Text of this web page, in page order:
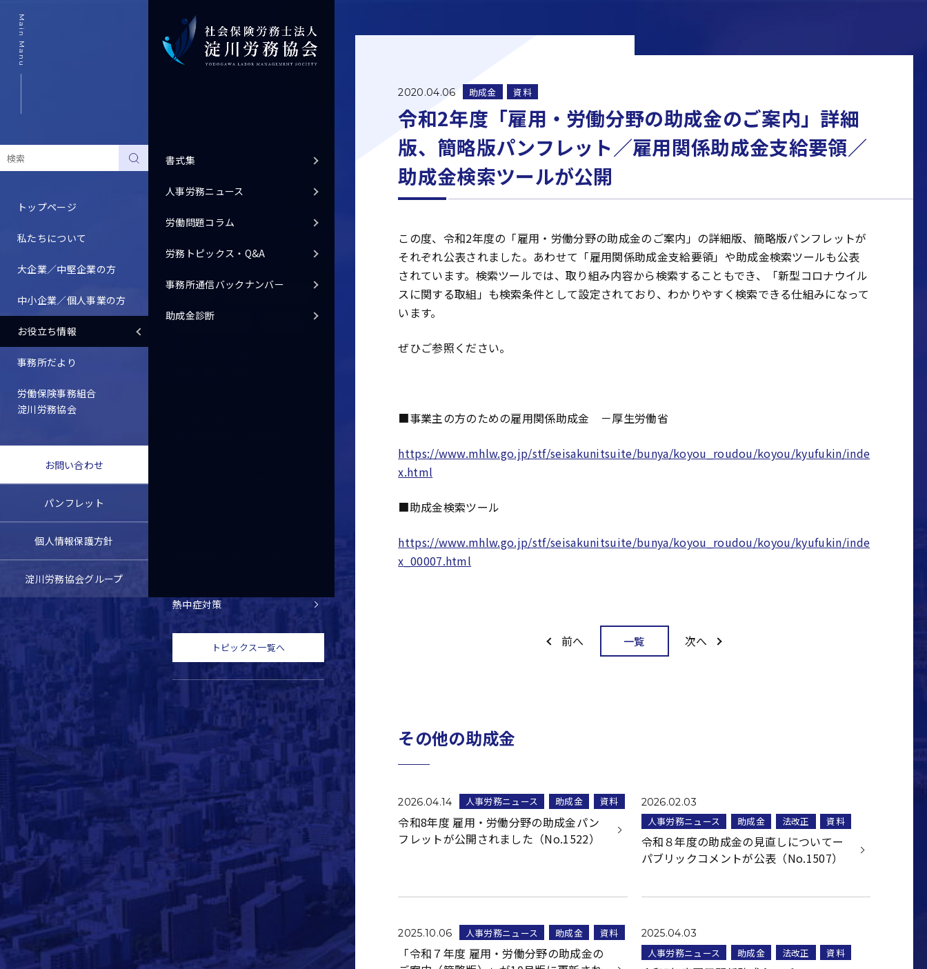
Main Manu
トップページ
私たちについて
大企業／中堅企業の方
中小企業／個人事業の方
お役立ち情報
書式集
人事労務ニュース
労働問題コラム
労務トピックス・Q&A
事務所通信バックナンバー
助成金診断
事務所だより
労働保険事務組合
淀川労務協会
お問い合わせ
パンフレット
個人情報保護方針
淀川労務協会グループ
Topics
ブログ・コラム
熱中症対策
トピックス一覧へ
2020.04.06 助成金 資料
令和2年度「雇用・労働分野の助成金のご案内」詳細
版、簡略版パンフレット／雇用関係助成金支給要領／
助成金検索ツールが公開
この度、令和2年度の「雇用・労働分野の助成金のご案内」の詳細版、簡略版パンフレットが
それぞれ公表されました。あわせて「雇用関係助成金支給要領」や助成金検索ツールも公表
されています。検索ツールでは、取り組み内容から検索することもでき、「新型コロナウイル
スに関する取組」も検索条件として設定されており、わかりやすく検索できる仕組みになって
います。
ぜひご参照ください。
■事業主の方のための雇用関係助成金 －厚生労働省
https://www.mhlw.go.jp/stf/seisakunitsuite/bunya/koyou_roudou/koyou/kyufukin/inde
x.html
■助成金検索ツール
https://www.mhlw.go.jp/stf/seisakunitsuite/bunya/koyou_roudou/koyou/kyufukin/inde
x_00007.html
前へ 一覧 次へ
その他の助成金
2026.04.14 人事労務ニュース 助成金 資料
令和8年度 雇用・労働分野の助成金パン
フレットが公開されました（No.1522）
2026.02.03
人事労務ニュース 助成金 法改正 資料
令和８年度の助成金の見直しについてー
パブリックコメントが公表（No.1507）
2025.10.06 人事労務ニュース 助成金 資料
「令和７年度 雇用・労働分野の助成金の
2025.04.03
人事労務ニュース 助成金 法改正 資料